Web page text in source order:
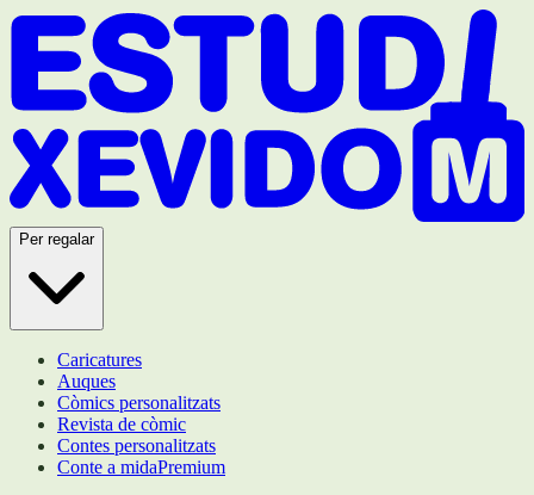
Per regalar
Caricatures
Auques
Còmics personalitzats
Revista de còmic
Contes personalitzats
Conte a midaPremium